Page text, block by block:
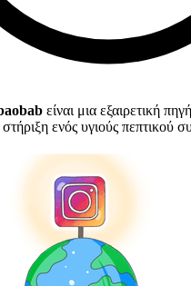
είναι μια εξαιρετική
ενός υγιούς πεπτικού